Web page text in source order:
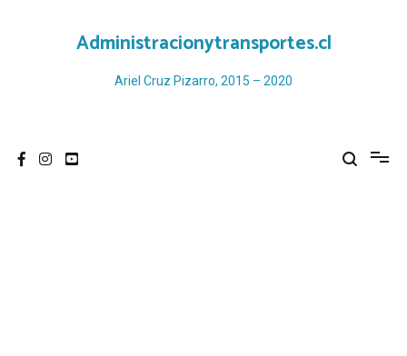
Administracionytransportes.cl
Ariel Cruz Pizarro, 2015 – 2020